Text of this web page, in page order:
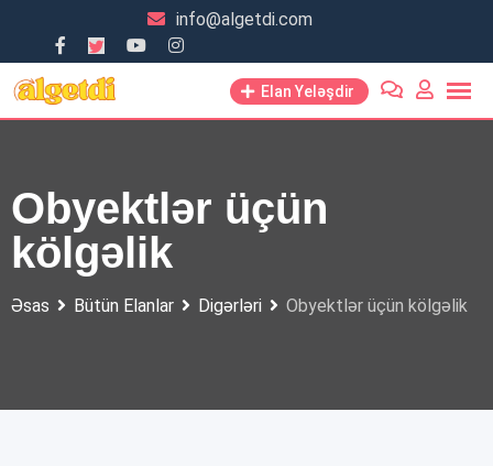
content
info@algetdi.com
Elan Yeləşdir
Obyektlər üçün
kölgəlik
Əsas Bütün Elanlar Digərləri Obyektlər üçün kölgəlik